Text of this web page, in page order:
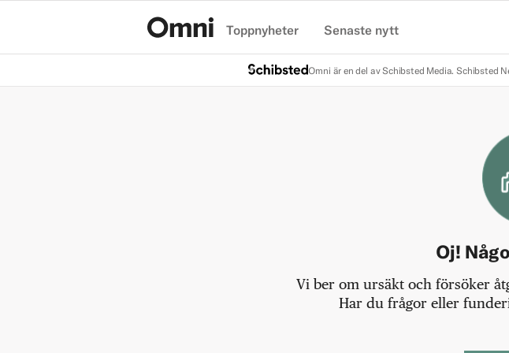
Toppnyheter Senaste nytt
Omni är en del av Schibsted Media. Schibsted
Oj!
Vi ber om ursäkt och försöker
Har du frågor eller